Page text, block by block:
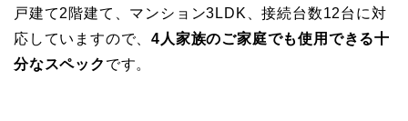
戸建て2階建て、マンション3LDK、接続台数12台に対
応していますので、4人家族のご家庭でも使用できる十
分なスペック です。